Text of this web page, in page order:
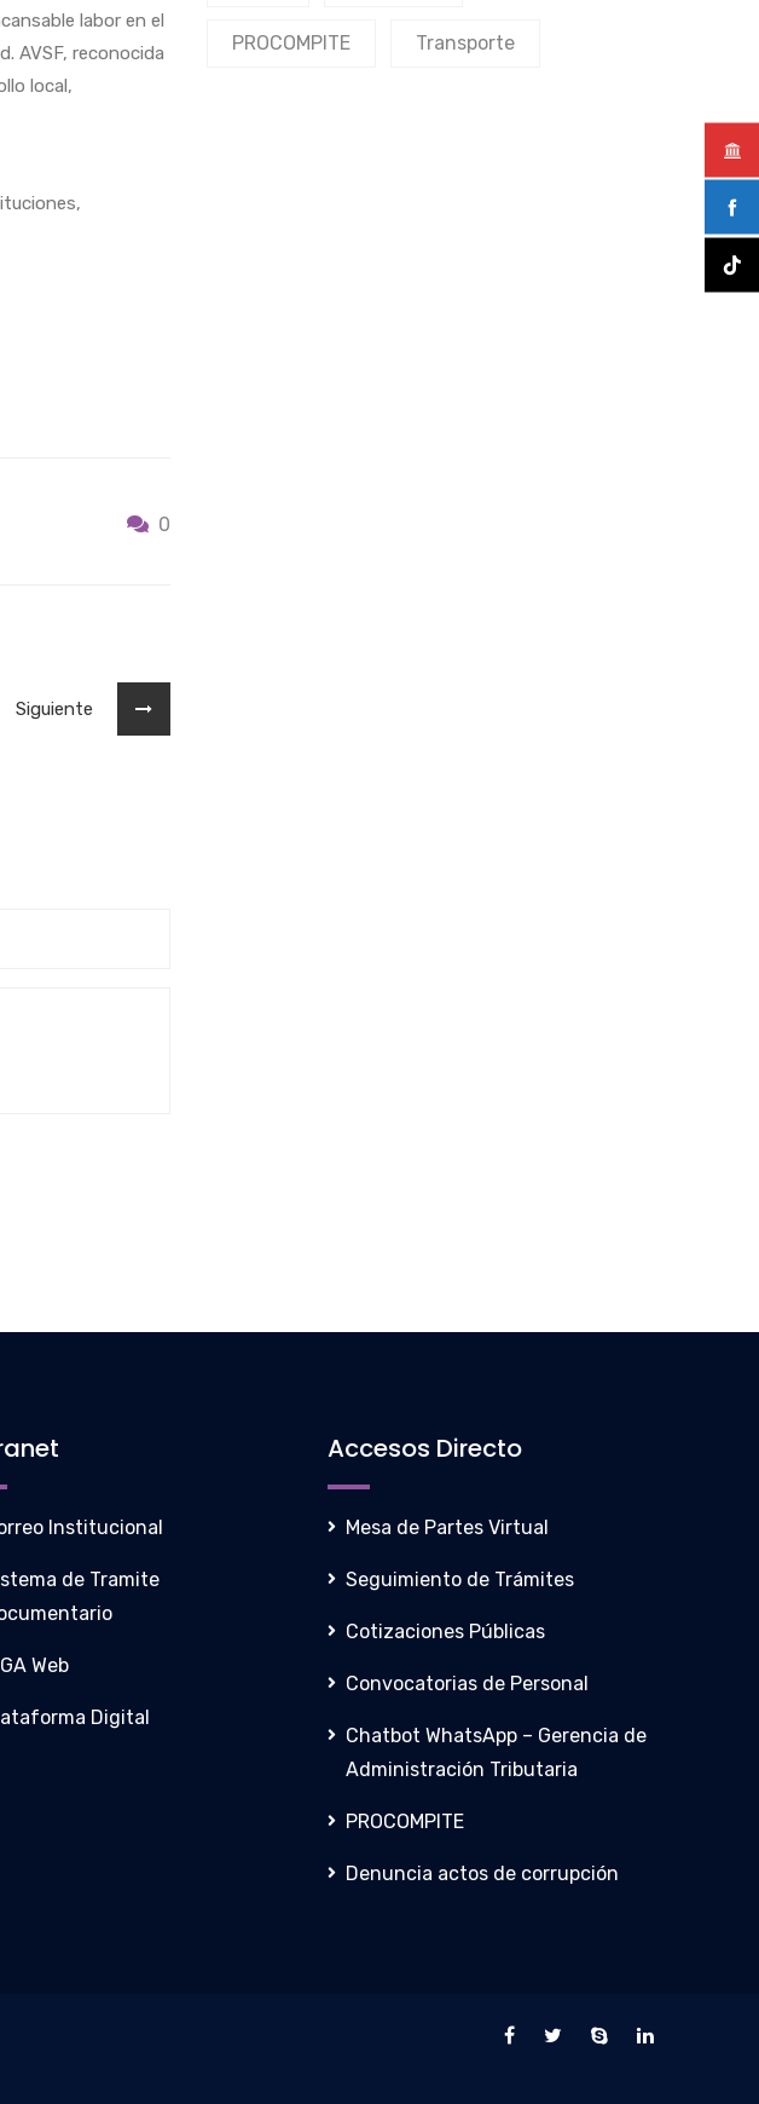
labor en el
AVSF, reconocida
local,
0
Siguiente
PROCOMPITE Transporte
Institucional
de Tramite
Web
Digital
Accesos Directo
Mesa de Partes Virtual
Seguimiento de Trámites
Cotizaciones Públicas
Convocatorias de Personal
Chatbot WhatsApp – Gerencia de
Administración Tributaria
PROCOMPITE
Denuncia actos de corrupción